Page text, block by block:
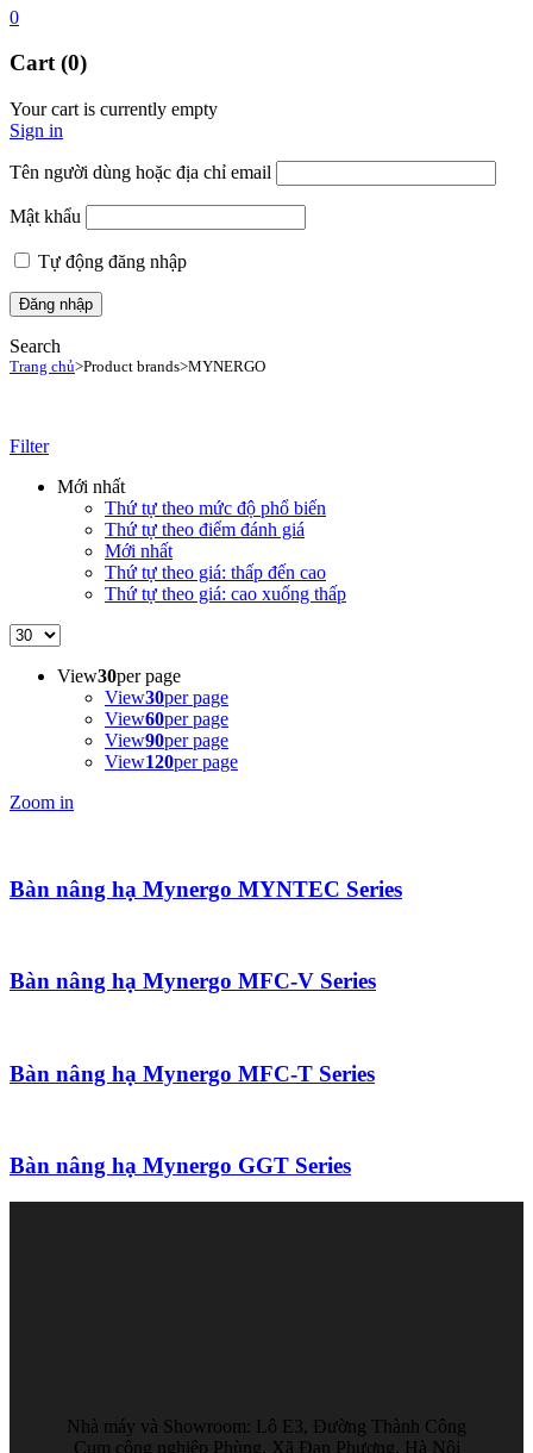
0
Cart (0)
Your cart is currently empty
Sign in
Tên người dùng hoặc địa chỉ email
Mật khẩu
Tự động đăng nhập
Search
Trang chủ>Product brands>MYNERGO
Filter
Mới nhất
Thứ tự theo mức độ phổ biến
Thứ tự theo điểm đánh giá
Mới nhất
Thứ tự theo giá: thấp đến cao
Thứ tự theo giá: cao xuống thấp
View30per page
View30per page
View60per page
View90per page
View120per page
Zoom in
Bàn nâng hạ Mynergo MYNTEC Series
Bàn nâng hạ Mynergo MFC-V Series
Bàn nâng hạ Mynergo MFC-T Series
Bàn nâng hạ Mynergo GGT Series
Nhà máy và Showroom: Lô E3, Đường Thành Công
Cụm công nghiệp Phùng, Xã Đan Phượng, Hà Nội